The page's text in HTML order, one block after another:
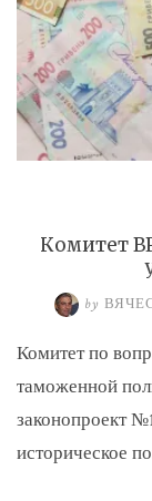
Комитет
by
Комитет по
таможенной
законопроект
историческое